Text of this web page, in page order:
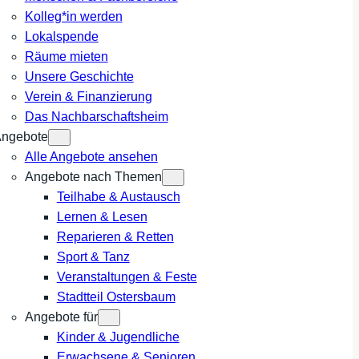
Kolleg*in werden
Lokalspende
Räume mieten
Unsere Geschichte
Verein & Finanzierung
Das Nachbarschaftsheim
Alle Angebote ansehen
Angebote nach Themen
Teilhabe & Austausch
Lernen & Lesen
Reparieren & Retten
Sport & Tanz
Veranstaltungen & Feste
Stadtteil Ostersbaum
Angebote für
Kinder & Jugendliche